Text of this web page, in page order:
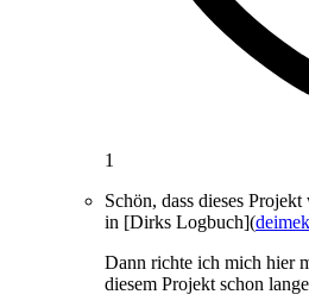
1
Schön, dass dieses
in [Dirks Logbuch](
Dann richte ich mich hier
diesem Projekt schon